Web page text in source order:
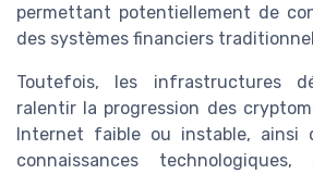
permettant potentiellement de
des systèmes financiers
Toutefois, les infrastructures
ralentir la progression des
Internet faible ou instable, ainsi
connaissances